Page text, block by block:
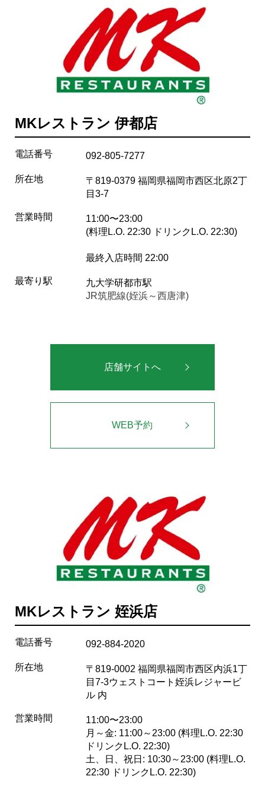
MKレストラン 伊都店
電話番号 092-805-7277
所在地
〒819-0379 福岡県福岡市西区北原2丁
目3-7
営業時間
11:00〜23:00
(料理L.O. 22:30 ドリンクL.O. 22:30)
最終入店時間 22:00
最寄り駅
九大学研都市駅
JR筑肥線(姪浜～西唐津)
店舗サイトへ
WEB予約
MKレストラン 姪浜店
電話番号 092-884-2020
所在地
〒819-0002 福岡県福岡市西区内浜1丁
目7-3ウェストコート姪浜レジャービ
ル 内
営業時間
11:00〜23:00
月～金: 11:00～23:00 (料理L.O. 22:30
ドリンクL.O. 22:30)
土、日、祝日: 10:30～23:00 (料理L.O.
22:30 ドリンクL.O. 22:30)